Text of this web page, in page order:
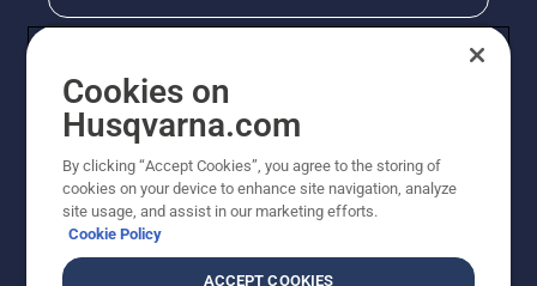
© Husqvarna AB (publ). All rights reserved. Priserna
som visas är rekommenderade cirkapriser. Alla angivna
Cookies on
Husqvarna.com
By clicking “Accept Cookies”, you agree to the storing of
cookies on your device to enhance site navigation, analyze
site usage, and assist in our marketing efforts.
Cookie Policy
ACCEPT COOKIES